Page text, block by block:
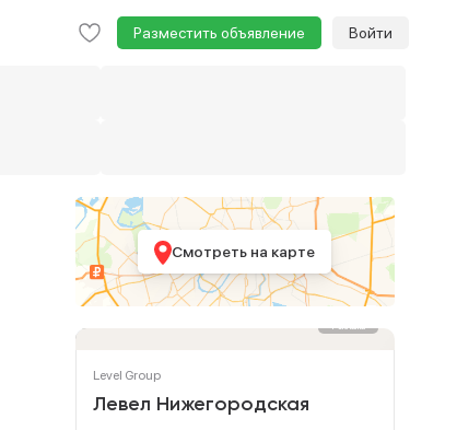
Разместить объявление Войти
Смотреть на карте
Level Group
Левел Нижегородская